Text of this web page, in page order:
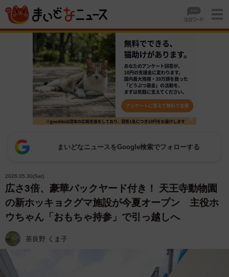
まいどなニュースをGoogle検索でフォローする
2026.05.30(Sat)
広さ3倍、豪華バックヤード付き！ 天王寺動物園
の新ホッキョクグマ施設が今夏オープン 主役ホ
ウちゃん「おもちゃ持参」で引っ越しへ
茶良野 くま子